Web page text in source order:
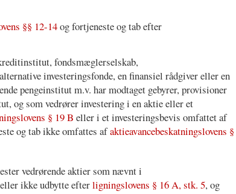
§§ 12-14og fortjeneste og tab efter
fondsmæglerselskab,
investeringsfonde, en finansiel rådgiver eller en
pengeinstitut m.v. har modtaget gebyrer, provisioner
og som vedrører investering i en aktie eller et
§ 19 B eller i et investeringsbevis omfattet af
og tab ikke omfattes afaktieavancebeskatningslovens §
vedrørende aktier som nævnt i
ikke udbytte efterligningslovens § 16 A, stk. 5, og